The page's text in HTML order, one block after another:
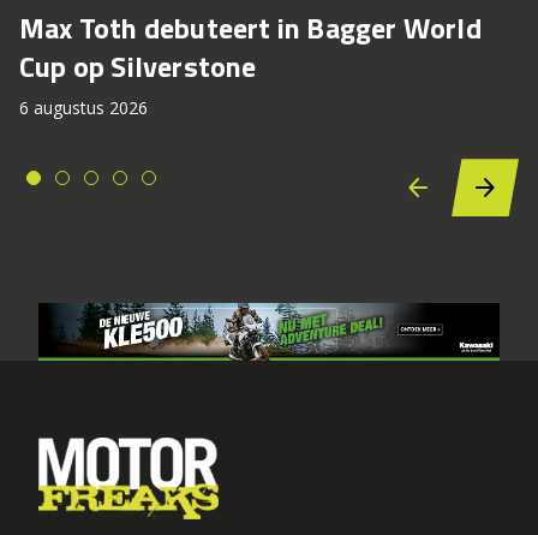
Max Toth debuteert in Bagger World
Cup op Silverstone
6 augustus 2026